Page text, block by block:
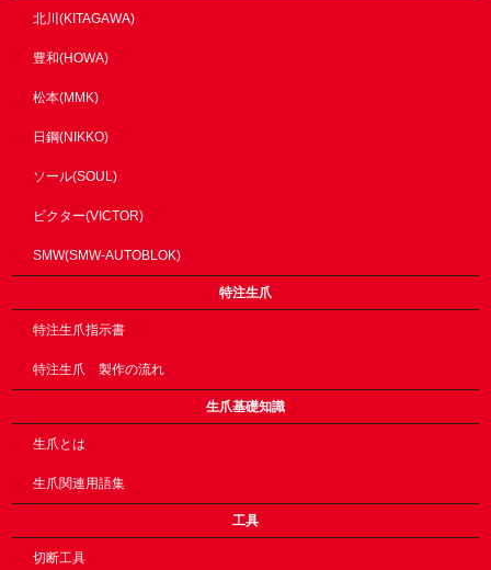
北川(KITAGAWA)
豊和(HOWA)
松本(MMK)
日鋼(NIKKO)
ソール(SOUL)
ビクター(VICTOR)
SMW(SMW-AUTOBLOK)
特注生爪
特注生爪指示書
特注生爪 製作の流れ
生爪基礎知識
生爪とは
生爪関連用語集
工具
切断工具